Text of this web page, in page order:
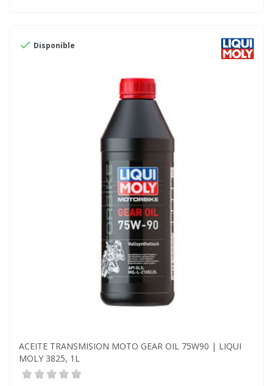
 Disponible
ACEITE TRANSMISION MOTO GEAR OIL 75W90 | LIQUI
MOLY 3825, 1L